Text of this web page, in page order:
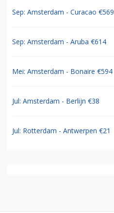
Sep: Amsterdam - Curacao €569
Sep: Amsterdam - Aruba €614
Mei: Amsterdam - Bonaire €594
Jul: Amsterdam - Berlijn €38
Jul: Rotterdam - Antwerpen €21